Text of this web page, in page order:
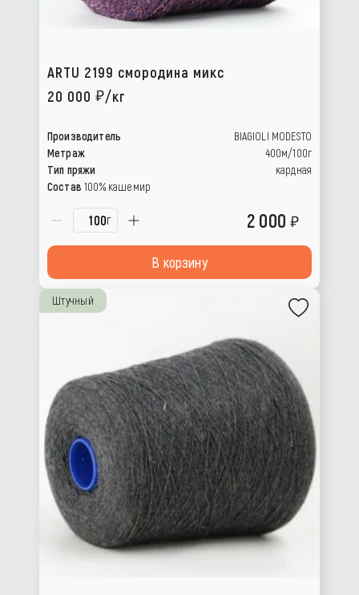
ARTU 2199 смородина микс
20 000
/кг
Производитель
BIAGIOLI MODESTO
Метраж
400м/100г
Тип пряжи
кардная
Состав 100% кашемир
г 2 000
В корзину
Штучный